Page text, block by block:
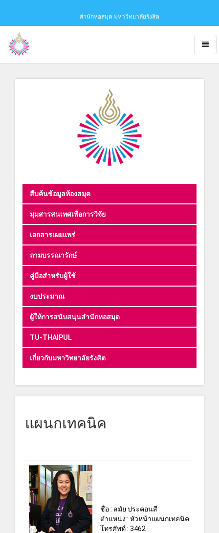
สำนักหอสมุด มหาวิทยาลัยรังสิต
go
สืบค้นข้อมูลห้องสมุด
มุมสารสนเทศเพื่อการวิจัย
เอกสารเผยแพร่
ถามบรรณารักษ์
คู่มือสำหรับผู้ใช้
งบประมาณ
ผู้ให้การสนับสนุนสำนักหอสมุด
TU-THAIPUL
เกี่ยวกับมหาวิทยาลัยรังสิต
แผนกเทคนิค
ชื่อ : ลมัย ประคอนสี
ตำแหน่ง : หัวหน้าแผนกเทคนิค
โทรศัพท์ : 3462